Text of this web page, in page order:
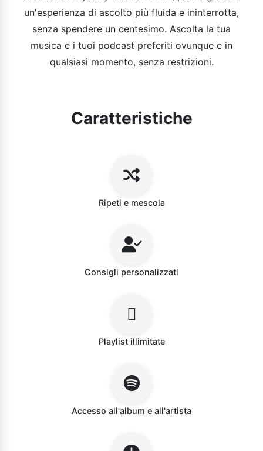
un'esperienza di ascolto più fluida e ininterrotta,
senza spendere un centesimo. Ascolta la tua
musica e i tuoi podcast preferiti ovunque e in
qualsiasi momento, senza restrizioni.
Caratteristiche
Ripeti e mescola
Consigli personalizzati
Playlist illimitate
Accesso all'album e all'artista